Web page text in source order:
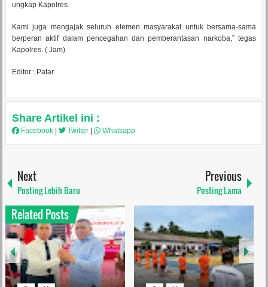
ungkap Kapolres.
Kami juga mengajak seluruh elemen masyarakat untuk bersama-sama
berperan aktif dalam pencegahan dan pemberantasan narkoba,” tegas
Kapolres. ( Jam)
Editor : Patar
Share Artikel ini :
Facebook Twitter Whatsapp
Next
Posting Lebih Baru
Previous
Posting Lama
Related Posts